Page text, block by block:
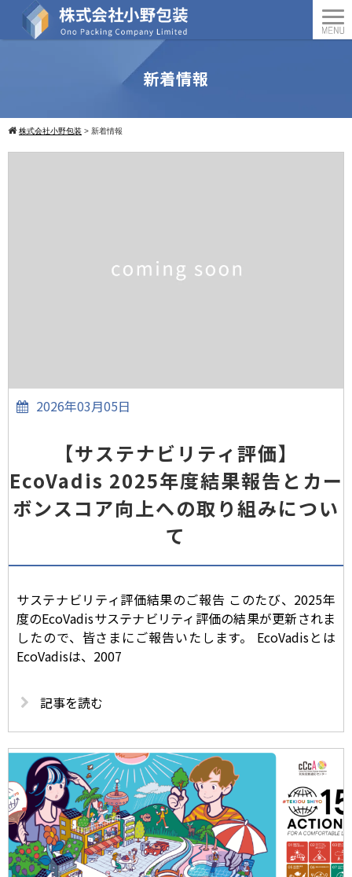
新着情報
株式会社小野包装 > 新着情報
2026年03月05日
【サステナビリティ評価】
EcoVadis 2025年度結果報告とカー
ボンスコア向上への取り組みについ
て
サステナビリティ評価結果のご報告 このたび、2025年
度のEcoVadisサステナビリティ評価の結果が更新されま
したので、皆さまにご報告いたします。 EcoVadisとは
EcoVadisは、2007
記事を読む